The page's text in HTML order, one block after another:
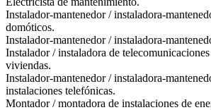
Instalador-mantenedor / instaladora-
domóticos.
Instalador-mantenedor / instaladora-
Instalador / instaladora de
viviendas.
Instalador-mantenedor / instaladora-
instalaciones telefónicas.
Montador / montadora de instalaciones de